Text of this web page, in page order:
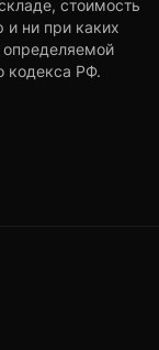
стоимость
и ни при каких
определяемой
кодекса РФ.